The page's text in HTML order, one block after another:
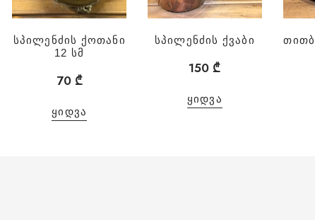
სპილენძის ქოთანი
12 სმ
70 ₾
ᲧᲘᲓᲕᲐ
სპილენძის ქვაბი
150 ₾
ᲧᲘᲓᲕᲐ